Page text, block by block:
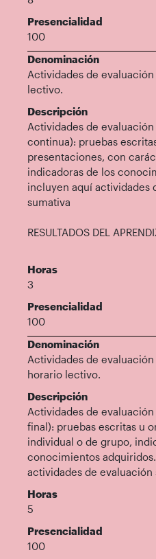
Presencialidad
100
Denominación
Actividades de
lectivo.
Descripción
Actividades de
continua): pruebas
presentaciones, con
indicadoras de los
incluyen aquí actividades
sumativa
RESULTADOS DEL
Horas
3
Presencialidad
100
Denominación
Actividades de
horario lectivo.
Descripción
Actividades de
final): pruebas escritas u
individual o de grupo,
conocimientos
actividades de evaluación
Horas
5
Presencialidad
100